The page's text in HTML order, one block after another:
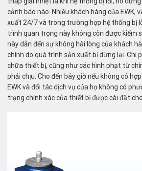
cảnh báo nào. Nhiều khách hàng của EWK,
xuất 24/7 và trong trường hợp hệ thống bị
trình quan trọng này không còn được kiểm
này dẫn đến sự không hài lòng của khách
chính do quá trình sản xuất bị dừng lại. Chi
chữa thiết bị, cũng như các hình phạt từ
phải chịu. Cho đến bây giờ nếu không có
EWK và đối tác dịch vụ của họ không có
trạng chính xác của thiết bị được cài đặt